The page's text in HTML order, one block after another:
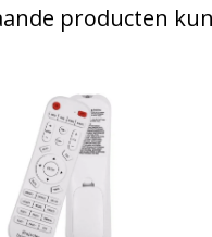
producten